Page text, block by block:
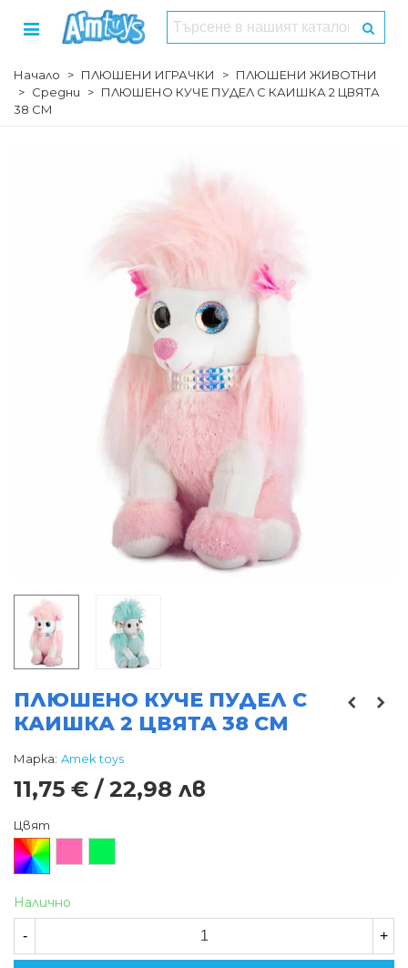
Начало > ПЛЮШЕНИ ИГРАЧКИ > ПЛЮШЕНИ ЖИВОТНИ
> Средни > ПЛЮШЕНО КУЧЕ ПУДЕЛ С КАИШКА 2 ЦВЯТА
38 СМ
ПЛЮШЕНО КУЧЕ ПУДЕЛ С
КАИШКА 2 ЦВЯТА 38 СМ
Марка: Amek toys
11,75 € / 22,98 лв
Цвят
Произволен/
микс
Налично
- +